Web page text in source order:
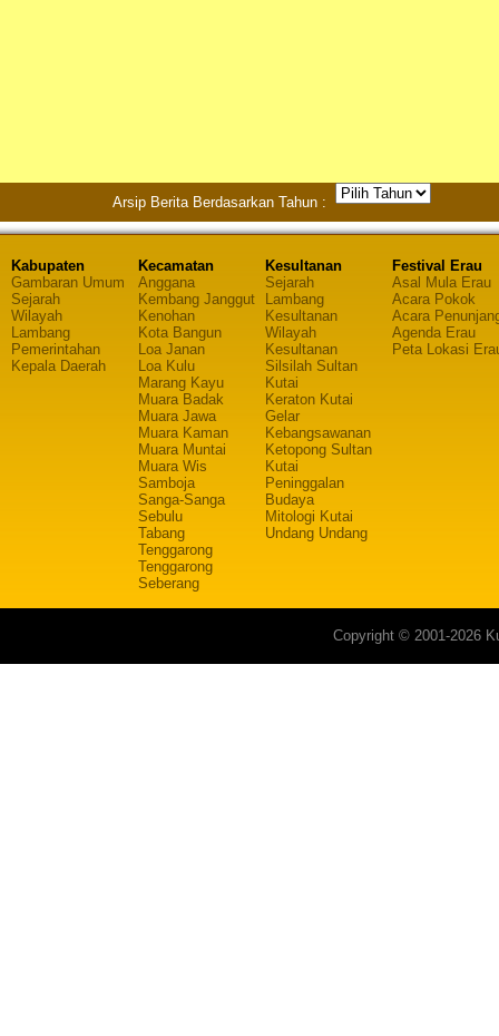
Arsip Berita Berdasarkan Tahun :
Kabupaten
Gambaran Umum
Sejarah
Wilayah
Lambang
Pemerintahan
Kepala Daerah
Kecamatan
Anggana
Kembang Janggut
Kenohan
Kota Bangun
Loa Janan
Loa Kulu
Marang Kayu
Muara Badak
Muara Jawa
Muara Kaman
Muara Muntai
Muara Wis
Samboja
Sanga-Sanga
Sebulu
Tabang
Tenggarong
Tenggarong
Seberang
Kesultanan
Sejarah
Lambang
Kesultanan
Wilayah
Kesultanan
Silsilah Sultan
Kutai
Keraton Kutai
Gelar
Kebangsawanan
Ketopong Sultan
Kutai
Peninggalan
Budaya
Mitologi Kutai
Undang Undang
Festival Erau
Asal Mula Erau
Acara Pokok
Acara
Agenda Erau
Peta Lokasi
Copyright © 2001-2026